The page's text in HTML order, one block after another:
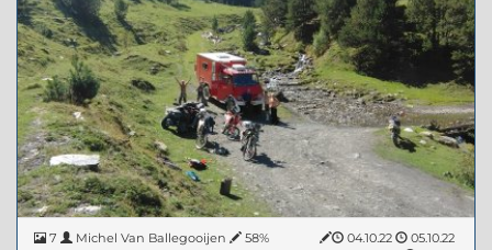
7 05.10.22
Michel Van Ballegooijen 04.10.22
58%